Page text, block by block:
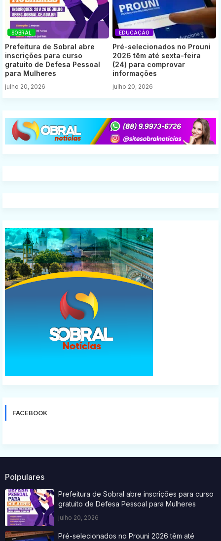
SOBRAL
Prefeitura de Sobral abre
inscrições para curso
gratuito de Defesa Pessoal
para Mulheres
julho 20, 2026
EDUCAÇÃO
Pré-selecionados no Prouni
2026 têm até sexta-feira
(24) para comprovar
informações
julho 20, 2026
FACEBOOK
Polpulares
Prefeitura de Sobral abre inscrições para curso
gratuito de Defesa Pessoal para Mulheres
julho 20, 2026
Pré-selecionados no Prouni 2026 têm até